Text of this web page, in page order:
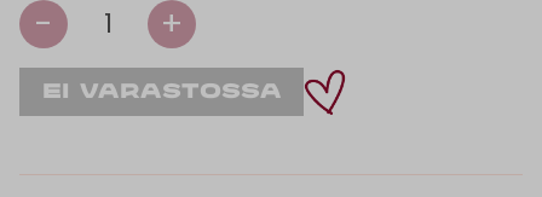
- 1 +